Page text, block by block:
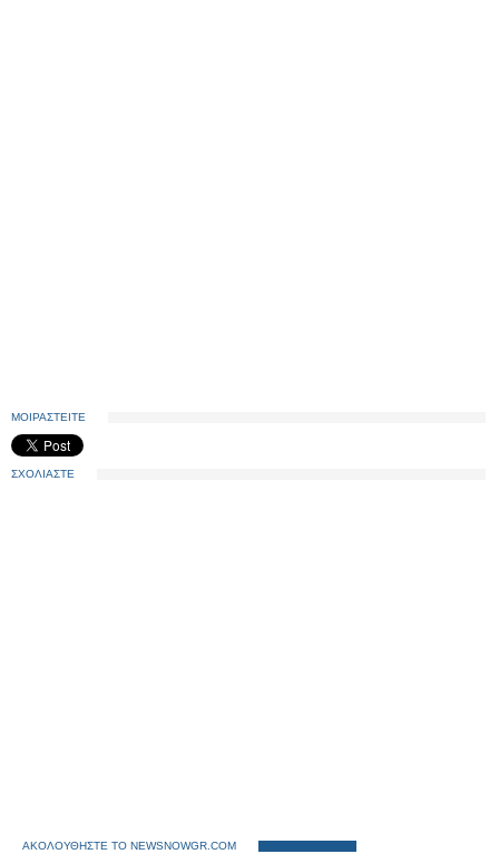
ΜΟΙΡΑΣΤΕΙΤΕ
ΣΧΟΛΙΑΣΤΕ
ΑΚΟΛΟΥΘΗΣΤΕ ΤΟ NEWSNOWGR.COM